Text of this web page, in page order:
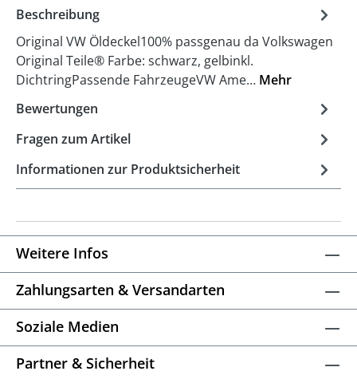
Beschreibung
Original VW Öldeckel100% passgenau da Volkswagen
Original Teile® Farbe: schwarz, gelbinkl.
DichtringPassende FahrzeugeVW Ame… Mehr
Bewertungen
Fragen zum Artikel
Informationen zur Produktsicherheit
Weitere Infos
Zahlungsarten & Versandarten
Soziale Medien
Partner & Sicherheit